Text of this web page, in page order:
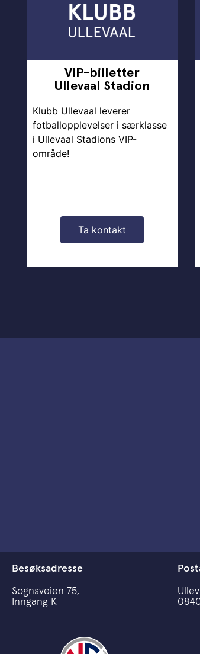
VIP-billetter
Ullevaal Stadion
Klubb Ullevaal leverer
fotballopplevelser i særklasse
i Ullevaal Stadions VIP-
område!
Ta kontakt
Besøksadresse
Sognsveien 75,
Inngang K